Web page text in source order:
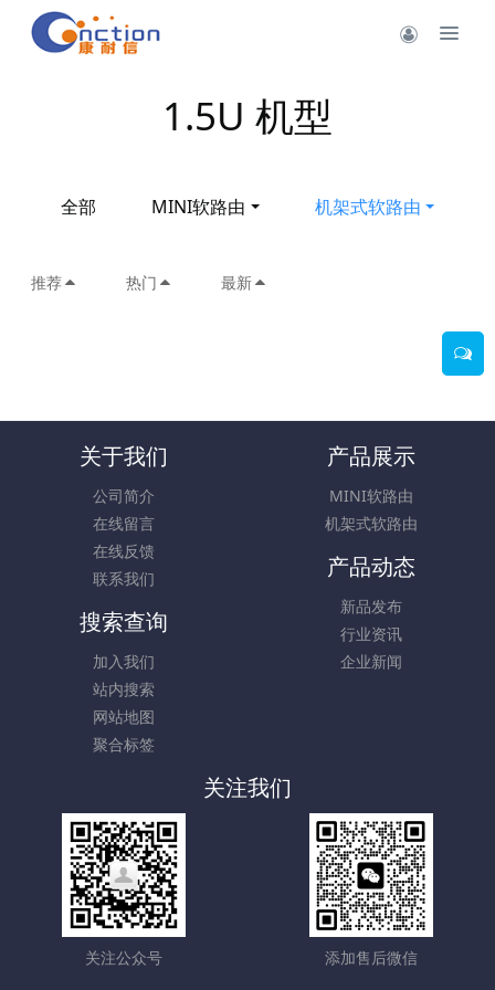
1.5U 机型
全部 MINI软路由 机架式软路由
推荐 热门 最新
关于我们
公司简介
在线留言
在线反馈
联系我们
产品展示
MINI软路由
机架式软路由
产品动态
新品发布
行业资讯
企业新闻
搜索查询
加入我们
站内搜索
网站地图
聚合标签
关注我们
关注公众号 添加售后微信